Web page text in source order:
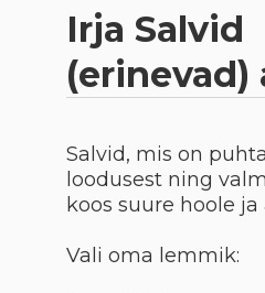
Irja Salvid
(erinevad)
Salvid, mis on
loodusest ning
koos suure hoole
Vali oma lemmik: